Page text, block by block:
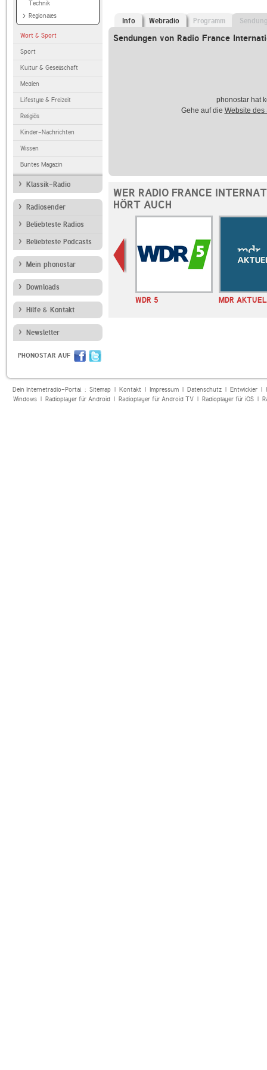
Technik
Regionales
Wort & Sport
Sport
Kultur & Gesellschaft
Medien
Lifestyle & Freizeit
Religiös
Kinder-Nachrichten
Wissen
Buntes Magazin
Klassik-Radio
Radiosender
Beliebteste Radios
Beliebteste Podcasts
Mein phonostar
Downloads
Hilfe & Kontakt
Newsletter
PHONOSTAR AUF
Info Webradio Programm
Sendungen von Radio France
phonostar hat
Gehe auf die Website des
WER RADIO FRANCE
HÖRT AUCH
de
Bayern 2 WDR 5 MDR
Dein Internetradio-Portal : Sitemap| Kontakt| Impressum| Datenschutz| Entwickler|
Windows| Radioplayer für Android| Radioplayer für Android TV| Radioplayer für iOS|